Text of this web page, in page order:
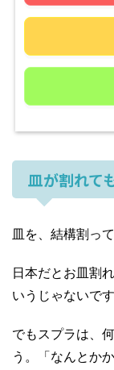
皿が割れて
皿を、結構割っ
日本だとお皿割
いうじゃないです
でもスプラは、
う。「なんとか